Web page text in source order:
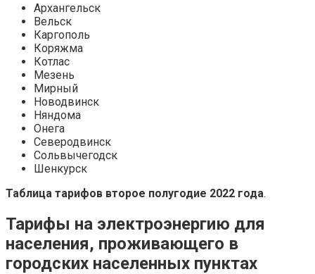
Архангельск
Вельск
Каргополь
Коряжма
Котлас
Мезень
Мирный
Новодвинск
Няндома
Онега
Северодвинск
Сольвычегодск
Шенкурск
Таблица тарифов второе полугодие 2022 года.
Тарифы на электроэнергию для
населения, проживающего в
городских населенных пунктах